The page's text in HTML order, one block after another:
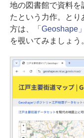
地の図書館で資料を
たという力作。とり
方は、
「Geoshape
を覗いてみましょう